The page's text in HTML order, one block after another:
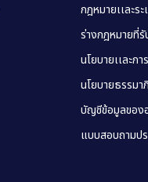
กฎหมายเเละร
ร่างกฎหมายที่
นโยบายเเละก
นโยบายธรรม
บัญชีข้อมูลขอ
แบบสอบถามปร